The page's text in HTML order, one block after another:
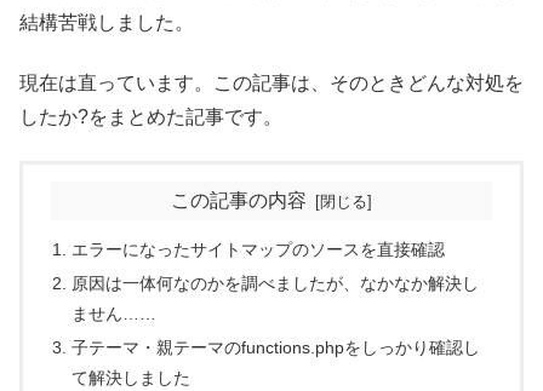
結構苦戦しました。
現在は直っています。この記事は、そのときどんな対処を
したか?をまとめた記事です。
この記事の内容
エラーになったサイトマップのソースを直接確認
原因は一体何なのかを調べましたが、なかなか解決し
ません……
子テーマ・親テーマのfunctions.phpをしっかり確認し
て解決しました